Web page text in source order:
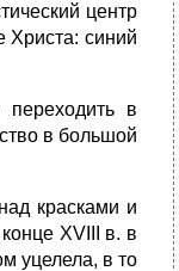
центр
Христа: синий
переходить в
в большой
красками и
XVIII в. в
уцелела, в то